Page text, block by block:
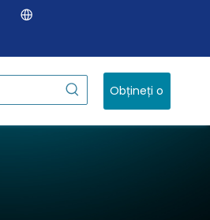
Obțineți o
cotație